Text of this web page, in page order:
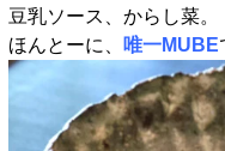
豆乳ソース、からし菜。
ほんとーに、
唯一MUBE